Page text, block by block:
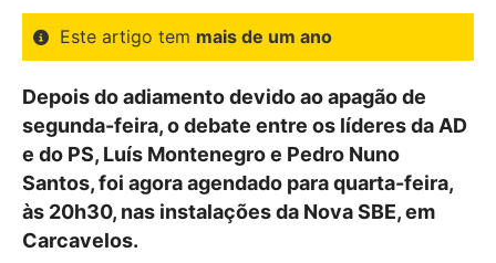
Este artigo tem mais de um ano
Depois do adiamento devido ao apagão de
segunda-feira, o debate entre os líderes da AD
e do PS, Luís Montenegro e Pedro Nuno
Santos, foi agora agendado para quarta-feira,
às 20h30, nas instalações da Nova SBE, em
Carcavelos.